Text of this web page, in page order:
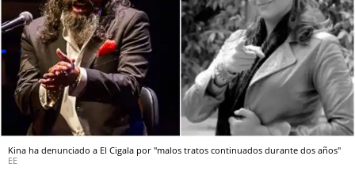
Kina ha denunciado a El Cigala por "malos tratos continuados durante dos años"
EE